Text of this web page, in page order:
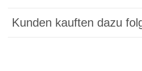
Kunden kauften dazu